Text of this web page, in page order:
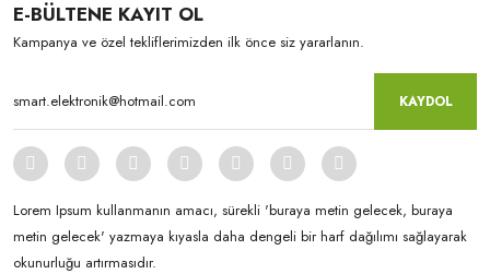
E-BÜLTENE KAYIT OL
Kampanya ve özel tekliflerimizden ilk önce siz yararlanın.
KAYDOL
Lorem Ipsum kullanmanın amacı, sürekli 'buraya metin gelecek, buraya
metin gelecek' yazmaya kıyasla daha dengeli bir harf dağılımı sağlayarak
okunurluğu artırmasıdır.